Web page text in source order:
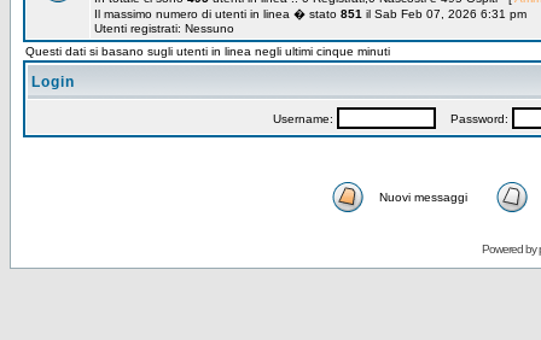
Il massimo numero di utenti in linea � stato 851 il Sab Feb 07, 2026 6:31 pm
Utenti registrati: Nessuno
Questi dati si basano sugli utenti in linea negli ultimi cinque minuti
Login
Username: Password:
Nuovi messaggi
Powered by